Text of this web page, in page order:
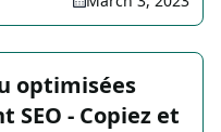
optimisées
- Copiez et